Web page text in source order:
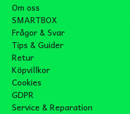
Om oss
SMARTBOX
Frågor & Svar
Tips & Guider
Retur
Köpvillkor
Cookies
GDPR
Service & Reparation